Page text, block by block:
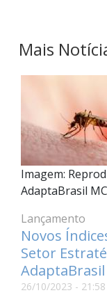
Mais
Imagem:
AdaptaBrasil
Lançamento
Novos
Setor
AdaptaBrasil
26/10/2023 - 21:58